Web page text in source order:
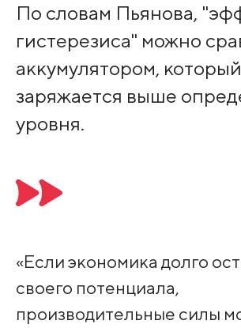
По словам Пьянова,
гистерезиса" можно
аккумулятором,
заряжается выше
уровня.
«Если экономика долго
своего потенциала,
производительные силы